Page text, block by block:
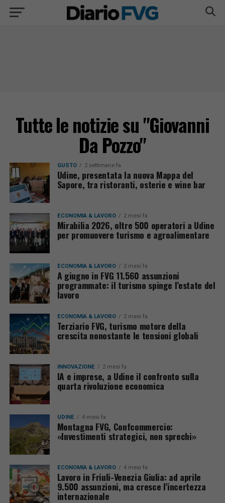
Tutte le notizie su "Giovanni
Da Pozzo"
GUSTO 2 settimane fa
Udine, presentata la nuova Mappa del
Sapore, tra ristoranti, osterie e wine bar
ECONOMIA & LAVORO 2 mesi fa
Mirabilia 2026, oltre 500 operatori a Udine
per promuovere turismo e agroalimentare
ECONOMIA & LAVORO 2 mesi fa
A giugno in FVG 11.560 assunzioni
programmate: il turismo spinge l’estate del
lavoro
ECONOMIA & LAVORO 2 mesi fa
Terziario FVG, turismo motore della
crescita nonostante le tensioni globali
INNOVAZIONE 2 mesi fa
IA e imprese, a Udine il confronto sulla
quarta rivoluzione economica
UDINE 4 mesi fa
Montagna FVG, Confcommercio:
«Investimenti strategici, non sprechi»
ECONOMIA & LAVORO 4 mesi fa
Lavoro in Friuli-Venezia Giulia: ad aprile
9.500 assunzioni, ma cresce l’incertezza
internazionale